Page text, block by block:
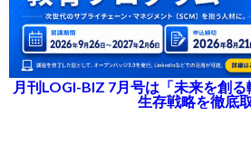
月刊LOGI-BIZ 7月号は「未来を創
生存戦略を徹底